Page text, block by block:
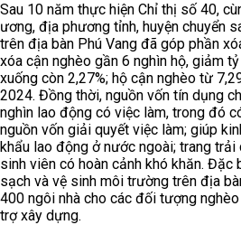
Sau 10 năm thực hiện Chỉ thị số 40,
ương, địa phương tỉnh, huyện chuyển
trên địa bàn Phú Vang đã góp phần
xóa cận nghèo gần 6 nghìn hộ, giảm
xuống còn 2,27%; hộ cận nghèo từ
2024. Đồng thời, nguồn vốn tín dụng
nghìn lao động có việc làm, trong đó
nguồn vốn giải quyết việc làm; giúp
khẩu lao động ở nước ngoài; trang
sinh viên có hoàn cảnh khó khăn.
sạch và vệ sinh môi trường trên địa
400 ngôi nhà cho các đối tượng
trợ xây dựng.